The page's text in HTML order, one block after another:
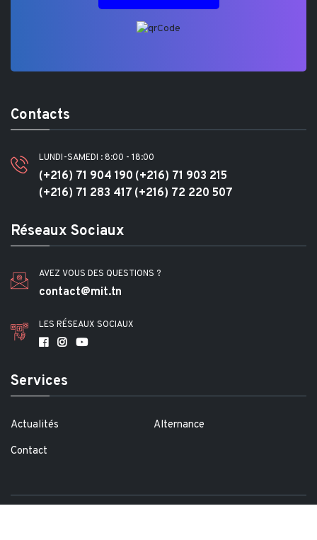
Contacts
LUNDI-SAMEDI : 8:00 - 18:00
(+216) 71 904 190 (+216) 71 903 215
(+216) 71 283 417 (+216) 72 220 507
Réseaux Sociaux
AVEZ VOUS DES QUESTIONS ?
contact@mit.tn
LES RÉSEAUX SOCIAUX
Services
Actualités
Alternance
Contact